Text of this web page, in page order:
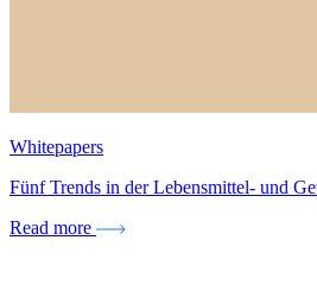
Whitepapers
Fünf Trends in der Lebensmittel- und
Read more